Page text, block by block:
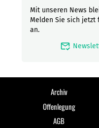
Mit unseren News
Melden Sie sich
an.
mark_email_read
Archiv
Offenlegung
AGB